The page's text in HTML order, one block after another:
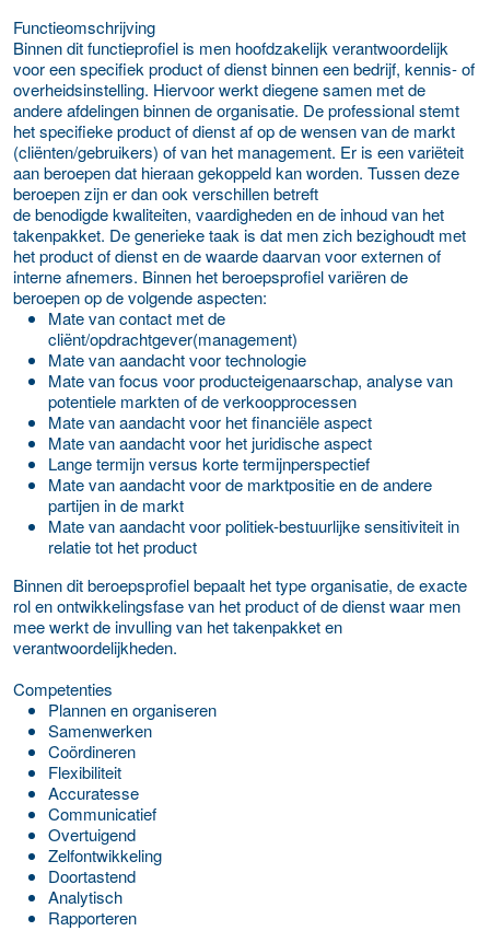
Functieomschrijving
Binnen dit functieprofiel is men hoofdzakelijk verantwoordelijk
voor een specifiek product of dienst binnen een bedrijf, kennis- of
overheidsinstelling. Hiervoor werkt diegene samen met de
andere afdelingen binnen de organisatie. De professional stemt
het specifieke product of dienst af op de wensen van de markt
(cliënten/gebruikers) of van het management. Er is een variëteit
aan beroepen dat hieraan gekoppeld kan worden. Tussen deze
beroepen zijn er dan ook verschillen betreft
de benodigde kwaliteiten, vaardigheden en de inhoud van het
takenpakket. De generieke taak is dat men zich bezighoudt met
het product of dienst en de waarde daarvan voor externen of
interne afnemers. Binnen het beroepsprofiel variëren de
beroepen op de volgende aspecten:
Mate van contact met de
cliënt/opdrachtgever(management)
Mate van aandacht voor technologie
Mate van focus voor producteigenaarschap, analyse van
potentiele markten of de verkoopprocessen
Mate van aandacht voor het financiële aspect
Mate van aandacht voor het juridische aspect
Lange termijn versus korte termijnperspectief
Mate van aandacht voor de marktpositie en de andere
partijen in de markt
Mate van aandacht voor politiek-bestuurlijke sensitiviteit in
relatie tot het product
Binnen dit beroepsprofiel bepaalt het type organisatie, de exacte
rol en ontwikkelingsfase van het product of de dienst waar men
mee werkt de invulling van het takenpakket en
verantwoordelijkheden.
Competenties
Plannen en organiseren
Samenwerken
Coördineren
Flexibiliteit
Accuratesse
Communicatief
Overtuigend
Zelfontwikkeling
Doortastend
Analytisch
Rapporteren